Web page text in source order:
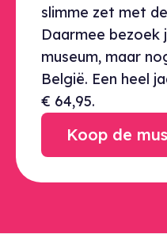
slimme zet met
Daarmee bezoek
museum, maar
België. Een heel
€ 64,95.
Koop de